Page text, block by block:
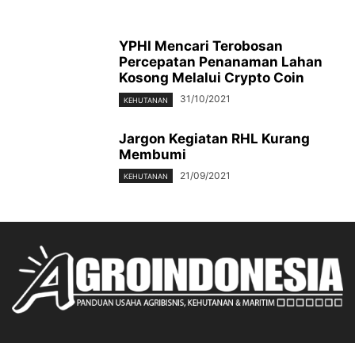
YPHI Mencari Terobosan
Percepatan Penanaman Lahan
Kosong Melalui Crypto Coin
KEHUTANAN 31/10/2021
Jargon Kegiatan RHL Kurang
Membumi
KEHUTANAN 21/09/2021